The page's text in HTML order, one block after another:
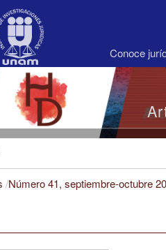
Conoce
/Número 41, septiembre-octubre